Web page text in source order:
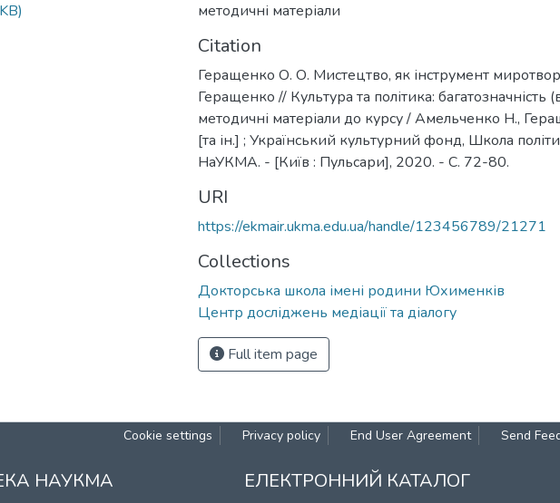
методичні матеріали
Citation
Геращенко О. О. Мистецтво, як інструмент
Геращенко // Культура та політика: багатозначність
методичні матеріали до курсу / Амельченко Н.,
[та ін.] ; Український культурний фонд, Школа
НаУКМА. - [Київ : Пульсари], 2020. - С. 72-80.
URI
https://ekmair.ukma.edu.ua/handle/123456789/21271
Collections
Докторська школа імені родини Юхименків
Центр досліджень медіації та діалогу
Full item page
Cookie settings Privacy policy End User Agreement Send
НАУКМА ЕЛЕКТРОННИЙ КАТАЛОГ